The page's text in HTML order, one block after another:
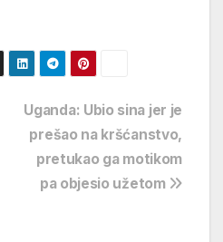
Uganda: Ubio sina jer je
prešao na kršćanstvo,
pretukao ga motikom
pa objesio užetom